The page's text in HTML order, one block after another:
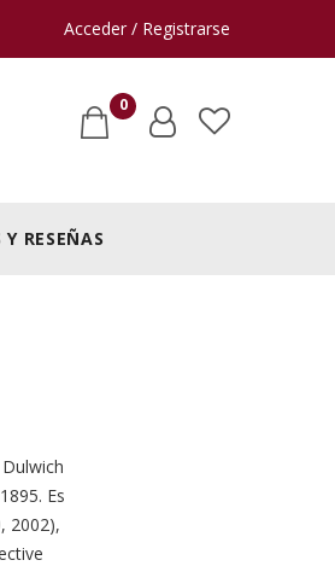
Acceder / Registrarse
0
RESEÑAS
Es
2002),